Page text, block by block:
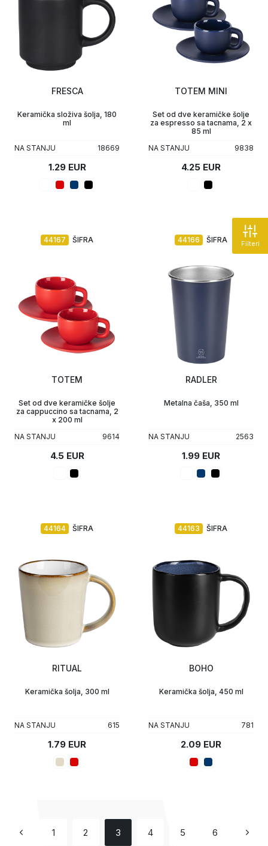
Filteri
FRESCA
Keramička složiva šolja, 180
ml
NA STANJU 18669
1.29 EUR
TOTEM MINI
Set od dve keramičke šolje
za espresso sa tacnama, 2 x
85 ml
NA STANJU
9838
4.25 EUR
ŠIFRA
44167
TOTEM
Set od dve keramičke šolje
za cappuccino sa tacnama, 2
x 200 ml
NA STANJU
9614
4.5 EUR
ŠIFRA
44166
RADLER
Metalna čaša, 350 ml
NA STANJU 2563
1.99 EUR
ŠIFRA
44164
RITUAL
Keramička šolja, 300 ml
NA STANJU 615
1.79 EUR
ŠIFRA
44163
BOHO
Keramička šolja, 450 ml
NA STANJU 781
2.09 EUR
1 2 3 4 5 6